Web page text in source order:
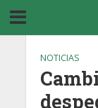
NOTICIAS